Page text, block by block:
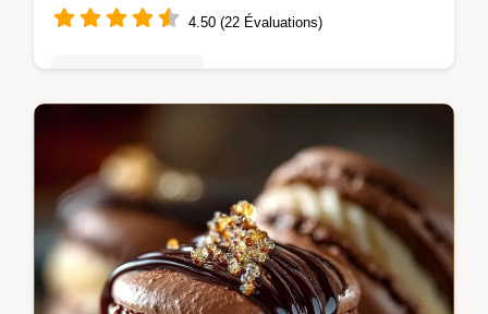
4.50 (22 Évaluations)
chocolat noir intense est basée sur une
crème anglaise Une onctuosité inégalée
sans cristaux de glace Le secret des…